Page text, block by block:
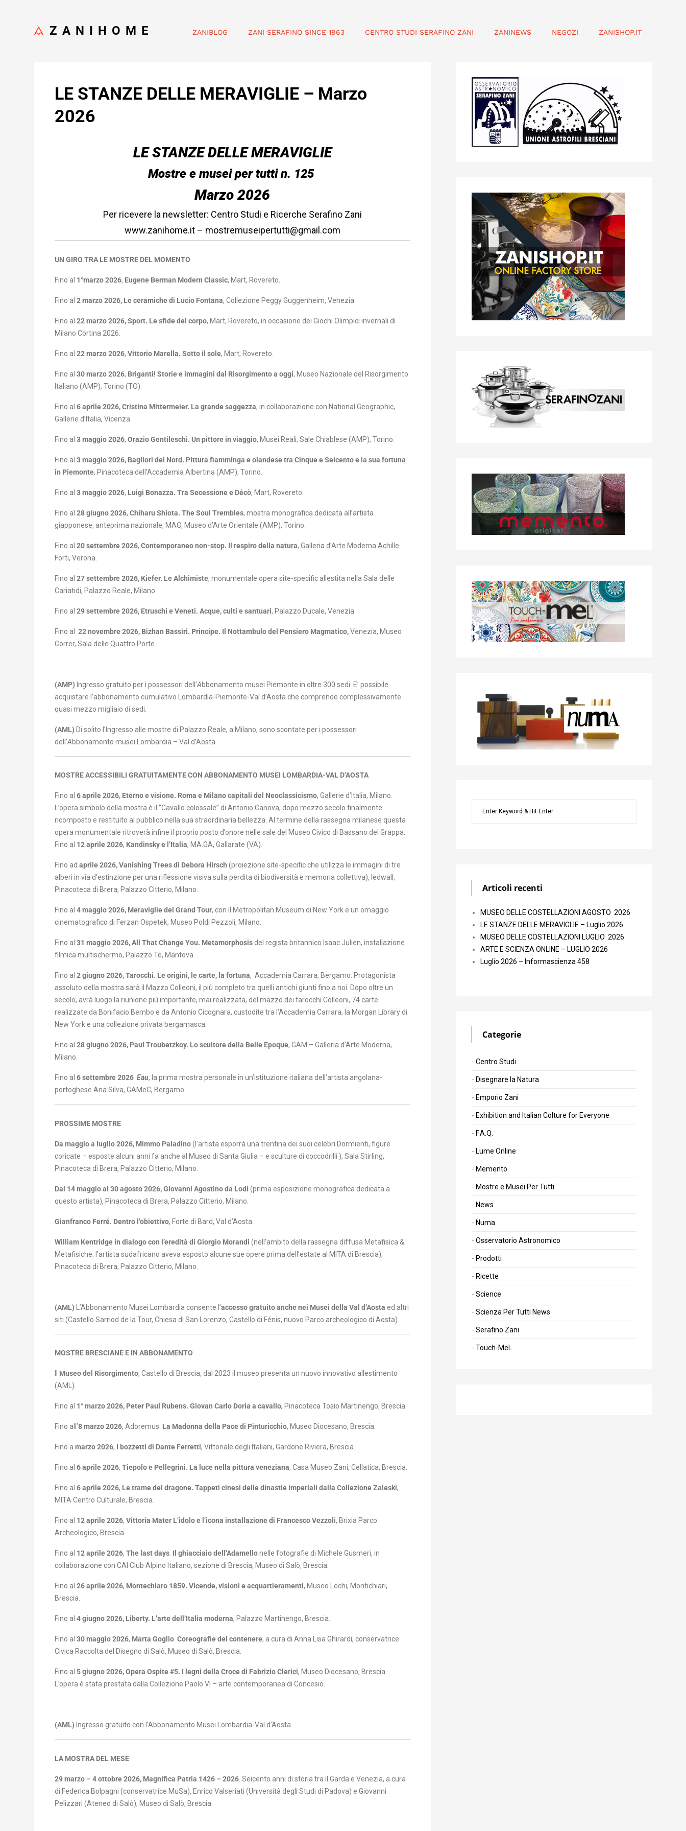
ZANIHOME ZANIBLOG ZANI SERAFINO SINCE 1963 CENTRO STUDI SERAFINO ZANI ZANINEWS NEGOZI ZANISHOP.IT
LE STANZE DELLE MERAVIGLIE – Marzo
2026
LE STANZE DELLE MERAVIGLIE
Mostre e musei per tutti n. 125
Marzo 2026
Per ricevere la newsletter: Centro Studi e Ricerche Serafino Zani
www.zanihome.it– mostremuseipertutti@gmail.com
UN GIRO TRA LE MOSTRE DEL MOMENTO
Fino al 1°marzo 2026, Eugene Berman Modern Classic, Mart, Rovereto.
Fino al 2 marzo 2026, Le ceramiche di Lucio Fontana, Collezione Peggy Guggenheim, Venezia.
Fino al 22 marzo 2026, Sport. Le sfide del corpo, Mart, Rovereto, in occasione dei Giochi Olimpici invernali di
Milano Cortina 2026.
Fino al 22 marzo 2026, Vittorio Marella. Sotto il sole, Mart, Rovereto.
Fino al 30 marzo 2026, Briganti! Storie e immagini dal Risorgimento a oggi, Museo Nazionale del Risorgimento
Italiano (AMP), Torino (TO).
Fino al 6 aprile 2026, Cristina Mittermeier. La grande saggezza, in collaborazione con National Geographic,
Gallerie d’Italia, Vicenza.
Fino al 3 maggio 2026, Orazio Gentileschi. Un pittore in viaggio, Musei Reali, Sale Chiablese (AMP), Torino.
Fino al 3 maggio 2026, Bagliori del Nord. Pittura fiamminga e olandese tra Cinque e Seicento e la sua fortuna
in Piemonte, Pinacoteca dell’Accademia Albertina (AMP), Torino.
Fino al 3 maggio 2026, Luigi Bonazza. Tra Secessione e Décò, Mart, Rovereto.
Fino al 28 giugno 2026, Chiharu Shiota. The Soul Trembles, mostra monografica dedicata all’artista
giapponese, anteprima nazionale, MAO, Museo d’Arte Orientale (AMP), Torino.
Fino al 20 settembre 2026, Contemporaneo non-stop. Il respiro della natura, Galleria d’Arte Moderna Achille
Forti, Verona.
Fino al 27 settembre 2026, Kiefer. Le Alchimiste, monumentale opera site-specific allestita nella Sala delle
Cariatidi, Palazzo Reale, Milano.
Fino al 29 settembre 2026, Etruschi e Veneti. Acque, culti e santuari, Palazzo Ducale, Venezia.
Fino al 22 novembre 2026, Bizhan Bassiri. Principe. Il Nottambulo del Pensiero Magmatico,Venezia, Museo
Correr, Sala delle Quattro Porte.
(AMP) Ingresso gratuito per i possessori dell’Abbonamento musei Piemonte in oltre 300 sedi. E’ possibile
acquistare l’abbonamento cumulativo Lombardia-Piemonte-Val d’Aosta che comprende complessivamente
quasi mezzo migliaio di sedi.
(AML) Di solito l’Ingresso alle mostre di Palazzo Reale, a Milano, sono scontate per i possessori
dell’Abbonamento musei Lombardia – Val d’Aosta.
MOSTRE ACCESSIBILI GRATUITAMENTE CON ABBONAMENTO MUSEI LOMBARDIA-VAL D’AOSTA
Fino al 6 aprile 2026, Eterno e visione. Roma e Milano capitali del Neoclassicismo, Gallerie d’Italia, Milano.
L’opera simbolo della mostra è il “Cavallo colossale” di Antonio Canova, dopo mezzo secolo finalmente
ricomposto e restituito al pubblico nella sua straordinaria bellezza. Al termine della rassegna milanese questa
opera monumentale ritroverà infine il proprio posto d’onore nelle sale del Museo Civico di Bassano del Grappa.
Fino al 12 aprile 2026, Kandinsky e l’Italia, MA.GA, Gallarate (VA).
Fino ad aprile 2026, Vanishing Trees di Debora Hirsch (proiezione site-specific che utilizza le immagini di tre
alberi in via d’estinzione per una riflessione visiva sulla perdita di biodiversità e memoria collettiva), ledwall,
Pinacoteca di Brera, Palazzo Citterio, Milano.
Fino al 4 maggio 2026, Meraviglie del Grand Tour, con il Metropolitan Museum di New Yorke un omaggio
cinematografico di Ferzan Ospetek, Museo Poldi Pezzoli, Milano.
Fino al 31 maggio 2026,All That Change You. Metamorphosis del regista britannico Isaac Julien, installazione
filmica multischermo, Palazzo Te, Mantova.
Fino al 2 giugno 2026,Tarocchi. Le origini, le carte, la fortuna, Accademia Carrara, Bergamo. Protagonista
assoluto della mostra sarà il Mazzo Colleoni, il più completo tra quelli antichi giunti fino a noi. Dopo oltre un
secolo, avrà luogo la riunione più importante, mai realizzata, del mazzo dei tarocchi Colleoni, 74 carte
realizzate da Bonifacio Bembo e da Antonio Cicognara, custodite tra l’Accademia Carrara, la Morgan Library di
New York e una collezione privata bergamasca.
Fino al 28 giugno 2026, Paul Troubetzkoy. Lo scultore della Belle Epoque, GAM – Galleria d’Arte Moderna,
Milano.
Fino al 6 settembre 2026 Eau, la prima mostra personale in un’istituzione italiana dell’artista angolana-
portoghese Ana Silva, GAMeC, Bergamo.
PROSSIME MOSTRE
Da maggio a luglio 2026, Mimmo Paladino(l’artista esporrà una trentina dei suoi celebri Dormienti, figure
coricate – esposte alcuni anni fa anche al Museo di Santa Giulia – e sculture di coccodrilli ), Sala Stirling,
Pinacoteca di Brera, Palazzo Citterio, Milano.
Dal 14 maggio al 30 agosto 2026, Giovanni Agostino da Lodi (prima esposizione monografica dedicata a
questo artista), Pinacoteca di Brera, Palazzo Citterio, Milano.
Gianfranco Ferré. Dentro l’obiettivo, Forte di Bard, Val d’Aosta.
William Kentridge in dialogo con l’eredità di Giorgio Morandi (nell’ambito della rassegna diffusa Metafisica &
Metafisiche; l’artista sudafricano aveva esposto alcune sue opere prima dell’estate al MITA di Brescia),
Pinacoteca di Brera, Palazzo Citterio, Milano.
(AML) L’Abbonamento Musei Lombardia consente l’accesso gratuito anche nei Musei della Val d’Aosta ed altri
siti (Castello Sarriod de la Tour, Chiesa di San Lorenzo, Castello di Fénis, nuovo Parco archeologico di Aosta).
MOSTRE BRESCIANE E IN ABBONAMENTO
Museo del Risorgimento, Castello di Brescia, dal 2023 il museo presenta un nuovo innovativo allestimento
(AML).
Fino al 1° marzo 2026, Peter Paul Rubens. Giovan Carlo Doria a cavallo, Pinacoteca Tosio Martinengo, Brescia.
Fino all’8 marzo 2026, Adoremus. La Madonna della Pace di Pinturicchio, Museo Diocesano, Brescia.
Fino a marzo 2026, I bozzetti di Dante Ferretti, Vittoriale degli Italiani, Gardone Riviera, Brescia.
Fino al 6 aprile 2026, Tiepolo e Pellegrini. La luce nella pittura veneziana, Casa Museo Zani, Cellatica, Brescia.
Fino al 6 aprile 2026, Le trame del dragone. Tappeti cinesi delle dinastie imperiali dalla Collezione Zaleski,
MITA Centro Culturale, Brescia.
Fino al 12 aprile 2026, Vittoria Mater L’idolo e l’icona installazione di Francesco Vezzoli, Brixia Parco
Archeologico, Brescia.
Fino al 12 aprile 2026, The last days Il ghiacciaio dell’Adamellonelle fotografie di Michele Gusmeri, in
collaborazione con CAI Club Alpino Italiano, sezione di Brescia, Museo di Salò, Brescia.
Fino al 26 aprile 2026, Montechiaro 1859. Vicende, visioni e acquartieramenti, Museo Lechi, Montichiari,
Brescia.
Fino al 4 giugno 2026, Liberty. L’arte dell’Italia moderna, Palazzo Martinengo, Brescia.
Fino al 30 maggio 2026, Marta Goglio Coreografie del contenere, a cura di Anna Lisa Ghirardi, conservatrice
Civica Raccolta del Disegno di Salò, Museo di Salò, Brescia.
Fino al 5 giugno 2026, Opera Ospite #5. I legni della Croce di Fabrizio Clerici, Museo Diocesano, Brescia.
L’opera è stata prestata dalla Collezione Paolo VI – arte contemporanea di Concesio.
(AML) Ingresso gratuito con l’Abbonamento Musei Lombardia-Val d’Aosta.
LA MOSTRA DEL MESE
29 marzo – 4 ottobre 2026, Magnifica Patria 1426 – 2026 . Seicento anni di storia tra il Garda e Venezia, a cura
di Federica Bolpagni (conservatrice MuSa), Enrico Valseriati (Università degli Studi di Padova) e Giovanni
Pelizzari (Ateneo di Salò), Museo di Salò, Brescia.
Articoli recenti
MUSEO DELLE COSTELLAZIONI AGOSTO 2026
LE STANZE DELLE MERAVIGLIE – Luglio 2026
MUSEO DELLE COSTELLAZIONI LUGLIO 2026
ARTE E SCIENZA ONLINE – LUGLIO 2026
Luglio 2026 – Informascienza 458
Categorie
Centro Studi
Disegnare la Natura
Emporio Zani
Exhibition and Italian Colture for Everyone
F.A.Q.
Lume Online
Memento
Mostre e Musei Per Tutti
News
Numa
Osservatorio Astronomico
Prodotti
Ricette
Science
Scienza Per Tutti News
Serafino Zani
Touch-MeL